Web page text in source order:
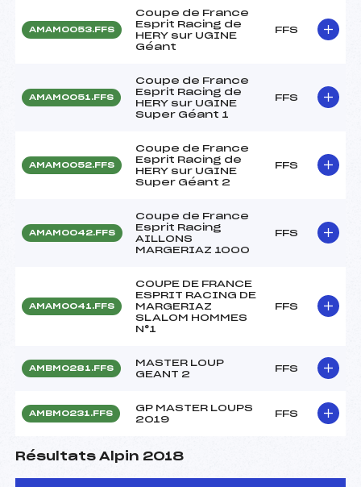
AMAM0053.FFS
Coupe de France
Esprit Racing de
HERY sur UGINE
Géant
FFS
AMAM0051.FFS
Coupe de France
Esprit Racing de
HERY sur UGINE
Super Géant 1
FFS
AMAM0052.FFS
Coupe de France
Esprit Racing de
HERY sur UGINE
Super Géant 2
FFS
AMAM0042.FFS
Coupe de France
Esprit Racing
AILLONS
MARGERIAZ 1000
FFS
AMAM0041.FFS
COUPE DE FRANCE
ESPRIT RACING DE
MARGERIAZ
SLALOM HOMMES
N°1
FFS
AMBM0281.FFS
MASTER LOUP
GEANT 2
FFS
AMBM0231.FFS
GP MASTER LOUPS
2019
FFS
Résultats Alpin 2018